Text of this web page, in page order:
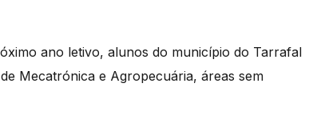
ano letivo, alunos do município do Tarrafal
Mecatrónica e Agropecuária, áreas sem